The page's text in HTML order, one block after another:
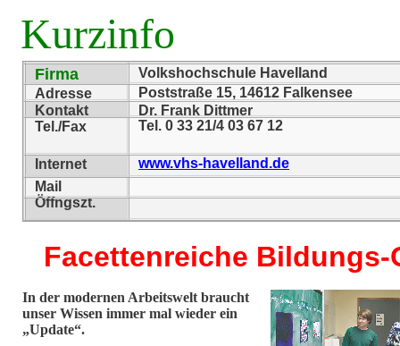
In der modernen Arbeitswelt braucht
unser Wissen immer mal wieder ein
„Update“.
Facettenreiche Bildungs-
Kurzinfo
Firma
Volkshochschule Havelland
Adresse
Poststraße 15, 14612 Falkensee
Kontakt
Dr. Frank Dittmer
Tel./Fax
Tel. 0 33 21/4 03 67 12
Internet
www.vhs-havelland.de
Mail
Öffngszt.